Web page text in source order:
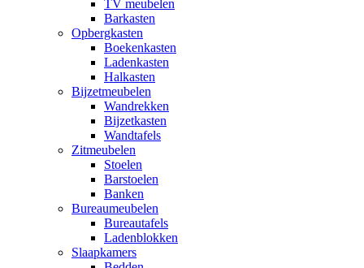
TV meubelen
Barkasten
Opbergkasten
Boekenkasten
Ladenkasten
Halkasten
Bijzetmeubelen
Wandrekken
Bijzetkasten
Wandtafels
Zitmeubelen
Stoelen
Barstoelen
Banken
Bureaumeubelen
Bureautafels
Ladenblokken
Slaapkamers